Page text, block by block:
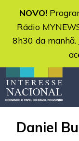
NOVO!
Rádio
8h30 da manhã.
Daniel